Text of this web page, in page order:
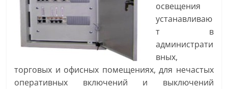
освещения
устанавливаю
т в
администрати
вных,
торговых и офисных помещениях, для нечастых
оперативных включений и выключений